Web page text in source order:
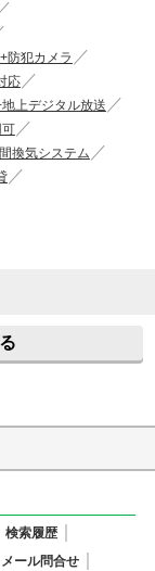
防犯カメラ
応
上デジタル放送
換気システム
検索履歴
メール問合せ